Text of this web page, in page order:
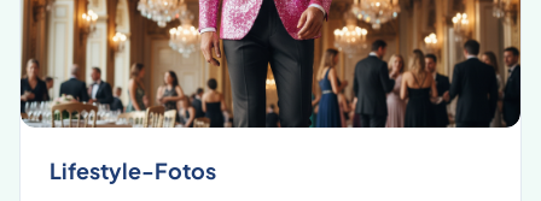
Lifestyle-Fotos